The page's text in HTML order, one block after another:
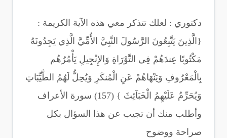
دكتوري : لعلك تتذكر معي هذه الآية الكريمة :
{الَّذِينَ يَتَّبِعُونَ الرَّسُولَ النَّبِيَّ الأُمِّيَّ الَّذِي يَجِدُونَهُ
مَكْتُوبًا عِندَهُمْ فِي التَّوْرَاةِ وَالإِنْجِيلِ يَأْمُرُهُم
بِالْمَعْرُوفِ وَيَنْهَاهُمْ عَنِ الْمُنكَرِ وَيُحِلُّ لَهُمُ الطَّيِّبَاتِ
وَيُحَرِّمُ عَلَيْهِمُ الْخَبَآئِثَ } (157) سورة الأعراف
وأطلب منك أن تجيب عن هذا السؤال بكل
صراحة ووضوح